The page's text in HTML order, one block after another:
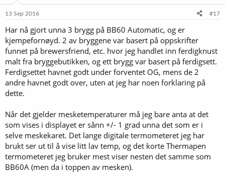
e
13 Sep 2016 #17
Har nå gjort unna 3 brygg på BB60 Automatic, og er
kjempefornøyd. 2 av bryggene var basert på oppskrifter
funnet på brewersfriend, etc. hvor jeg handlet inn ferdigknust
malt fra bryggebutikken, og ett brygg var basert på ferdigsett.
Ferdigsettet havnet godt under forventet OG, mens de 2
andre havnet godt over, uten at jeg har noen forklaring på
dette.
Når det gjelder mesketemperaturer må jeg bare anta at det
som vises i displayet er sånn +/- 1 grad unna det som er i
selve meskekaret. Det lange digitale termometeret jeg har
brukt ser ut til å vise litt lav temp, og det korte Thermapen
termometeret jeg bruker mest viser nesten det samme som
BB60A (men da i toppen av mesken).